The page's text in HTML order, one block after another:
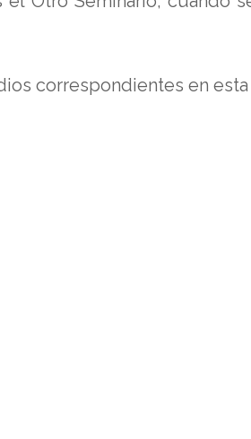
correspondientes en